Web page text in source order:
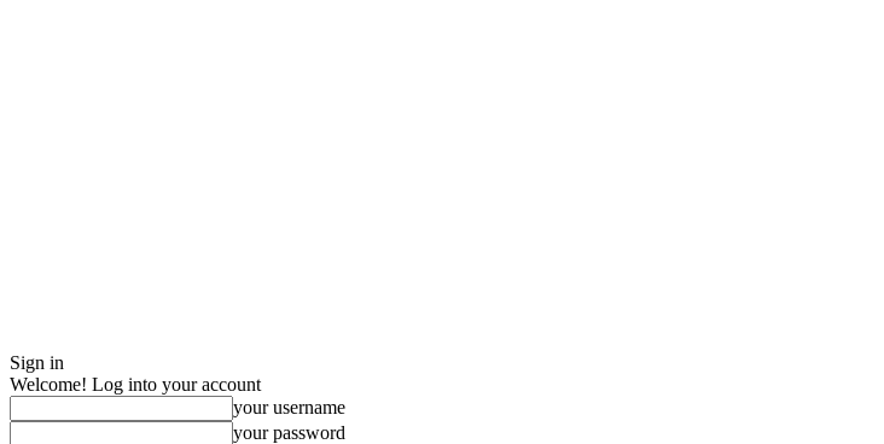
Sign in
Welcome! Log into your account
your username
your password